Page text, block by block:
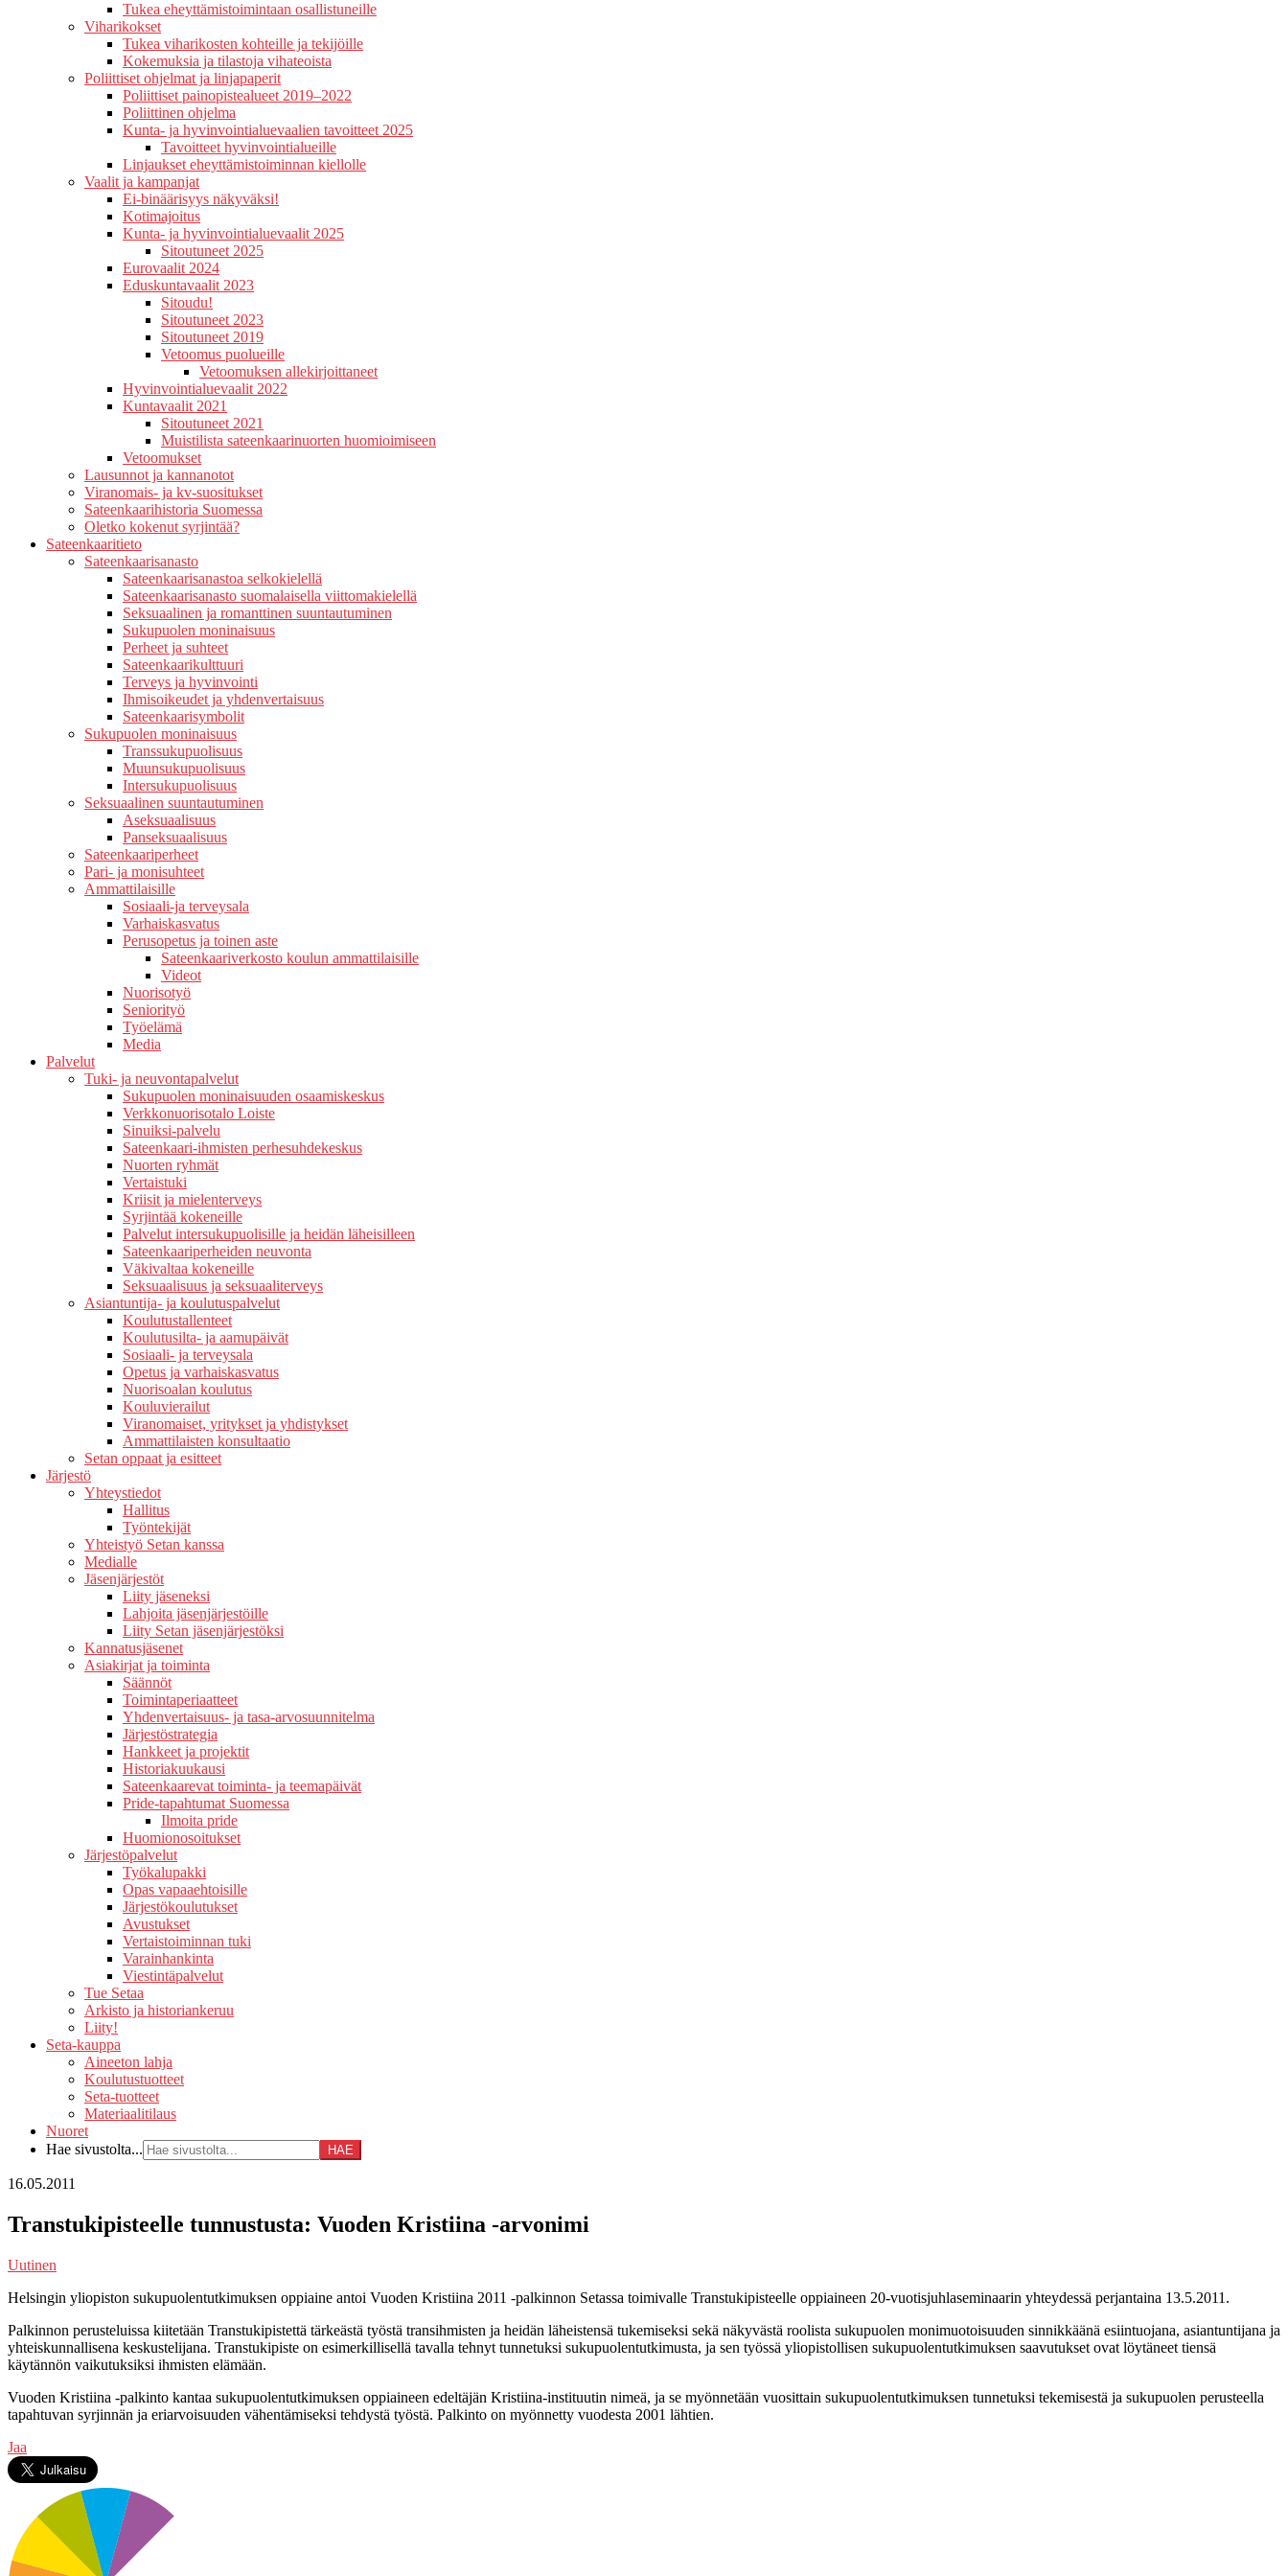
Tukea eheyttämistoimintaan osallistuneille
Viharikokset
Tukea viharikosten kohteille ja tekijöille
Kokemuksia ja tilastoja vihateoista
Poliittiset ohjelmat ja linjapaperit
Poliittiset painopistealueet 2019–2022
Poliittinen ohjelma
Kunta- ja hyvinvointialuevaalien tavoitteet 2025
Tavoitteet hyvinvointialueille
Linjaukset eheyttämistoiminnan kiellolle
Vaalit ja kampanjat
Ei-binäärisyys näkyväksi!
Kotimajoitus
Kunta- ja hyvinvointialuevaalit 2025
Sitoutuneet 2025
Eurovaalit 2024
Eduskuntavaalit 2023
Sitoudu!
Sitoutuneet 2023
Sitoutuneet 2019
Vetoomus puolueille
Vetoomuksen allekirjoittaneet
Hyvinvointialuevaalit 2022
Kuntavaalit 2021
Sitoutuneet 2021
Muistilista sateenkaarinuorten huomioimiseen
Vetoomukset
Lausunnot ja kannanotot
Viranomais- ja kv-suositukset
Sateenkaarihistoria Suomessa
Oletko kokenut syrjintää?
Sateenkaaritieto
Sateenkaarisanasto
Sateenkaarisanastoa selkokielellä
Sateenkaarisanasto suomalaisella viittomakielellä
Seksuaalinen ja romanttinen suuntautuminen
Sukupuolen moninaisuus
Perheet ja suhteet
Sateenkaarikulttuuri
Terveys ja hyvinvointi
Ihmisoikeudet ja yhdenvertaisuus
Sateenkaarisymbolit
Sukupuolen moninaisuus
Transsukupuolisuus
Muunsukupuolisuus
Intersukupuolisuus
Seksuaalinen suuntautuminen
Aseksuaalisuus
Panseksuaalisuus
Sateenkaariperheet
Pari- ja monisuhteet
Ammattilaisille
Sosiaali-ja terveysala
Varhaiskasvatus
Perusopetus ja toinen aste
Sateenkaariverkosto koulun ammattilaisille
Videot
Nuorisotyö
Seniorityö
Työelämä
Media
Palvelut
Tuki- ja neuvontapalvelut
Sukupuolen moninaisuuden osaamiskeskus
Verkkonuorisotalo Loiste
Sinuiksi-palvelu
Sateenkaari-ihmisten perhesuhdekeskus
Nuorten ryhmät
Vertaistuki
Kriisit ja mielenterveys
Syrjintää kokeneille
Palvelut intersukupuolisille ja heidän läheisilleen
Sateenkaariperheiden neuvonta
Väkivaltaa kokeneille
Seksuaalisuus ja seksuaaliterveys
Asiantuntija- ja koulutuspalvelut
Koulutustallenteet
Koulutusilta- ja aamupäivät
Sosiaali- ja terveysala
Opetus ja varhaiskasvatus
Nuorisoalan koulutus
Kouluvierailut
Viranomaiset, yritykset ja yhdistykset
Ammattilaisten konsultaatio
Setan oppaat ja esitteet
Järjestö
Yhteystiedot
Hallitus
Työntekijät
Yhteistyö Setan kanssa
Medialle
Jäsenjärjestöt
Liity jäseneksi
Lahjoita jäsenjärjestöille
Liity Setan jäsenjärjestöksi
Kannatusjäsenet
Asiakirjat ja toiminta
Säännöt
Toimintaperiaatteet
Yhdenvertaisuus- ja tasa-arvosuunnitelma
Järjestöstrategia
Hankkeet ja projektit
Historiakuukausi
Sateenkaarevat toiminta- ja teemapäivät
Pride-tapahtumat Suomessa
Ilmoita pride
Huomionosoitukset
Järjestöpalvelut
Työkalupakki
Opas vapaaehtoisille
Järjestökoulutukset
Avustukset
Vertaistoiminnan tuki
Varainhankinta
Viestintäpalvelut
Tue Setaa
Arkisto ja historiankeruu
Liity!
Seta-kauppa
Aineeton lahja
Koulutustuotteet
Seta-tuotteet
Materiaalitilaus
Nuoret
Hae sivustolta...
16.05.2011
Transtukipisteelle tunnustusta: Vuoden Kristiina -arvonimi
Uutinen
Helsingin yliopiston sukupuolentutkimuksen oppiaine antoi Vuoden Kristiina 2011 -palkinnon Setassa toimivalle Transtukipisteelle oppiaineen 20-vuotisjuhlaseminaarin yhteydessä perjantaina 13.5.2011.
Palkinnon perusteluissa kiitetään Transtukipistettä tärkeästä työstä transihmisten ja heidän läheistensä tukemiseksi sekä näkyvästä roolista sukupuolen monimuotoisuuden sinnikkäänä esiintuojana, asiantuntijana ja
yhteiskunnallisena keskustelijana. Transtukipiste on esimerkillisellä tavalla tehnyt tunnetuksi sukupuolentutkimusta, ja sen työssä yliopistollisen sukupuolentutkimuksen saavutukset ovat löytäneet tiensä
käytännön vaikutuksiksi ihmisten elämään.
Vuoden Kristiina -palkinto kantaa sukupuolentutkimuksen oppiaineen edeltäjän Kristiina-instituutin nimeä, ja se myönnetään vuosittain sukupuolentutkimuksen tunnetuksi tekemisestä ja sukupuolen perusteella
tapahtuvan syrjinnän ja eriarvoisuuden vähentämiseksi tehdystä työstä. Palkinto on myönnetty vuodesta 2001 lähtien.
Jaa